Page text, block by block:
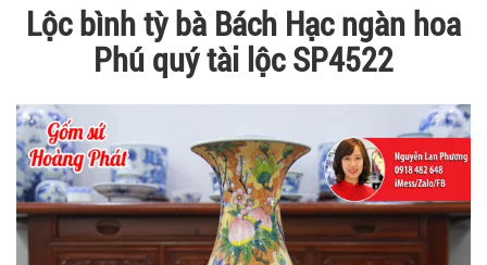
Lộc bình tỳ bà Bách Hạc ngàn hoa
Phú quý tài lộc SP4522